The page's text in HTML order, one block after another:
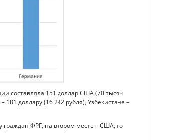
составляла 151 доллар США (70 тысяч
181 доллару (16 242 рубля), Узбекистане –
граждан ФРГ, на втором месте – США, то